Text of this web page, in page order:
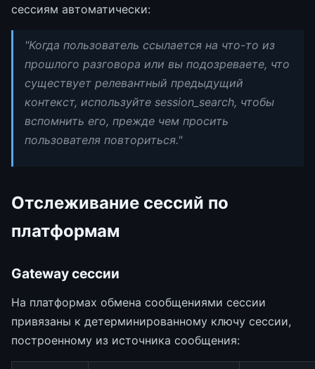
сессиям автоматически:
"Когда пользователь ссылается на что-то из
прошлого разговора или вы подозреваете, что
существует релевантный предыдущий
контекст, используйте session_search, чтобы
вспомнить его, прежде чем просить
пользователя повториться."
Отслеживание сессий по
платформам
Gateway сессии
На платформах обмена сообщениями сессии
привязаны к детерминированному ключу сессии,
построенному из источника сообщения: